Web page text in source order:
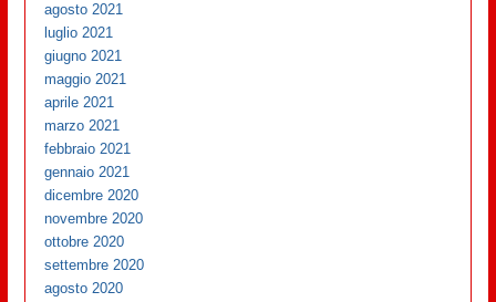
agosto 2021
luglio 2021
giugno 2021
maggio 2021
aprile 2021
marzo 2021
febbraio 2021
gennaio 2021
dicembre 2020
novembre 2020
ottobre 2020
settembre 2020
agosto 2020